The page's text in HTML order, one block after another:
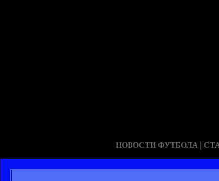
НОВОСТИ ФУТБОЛА |